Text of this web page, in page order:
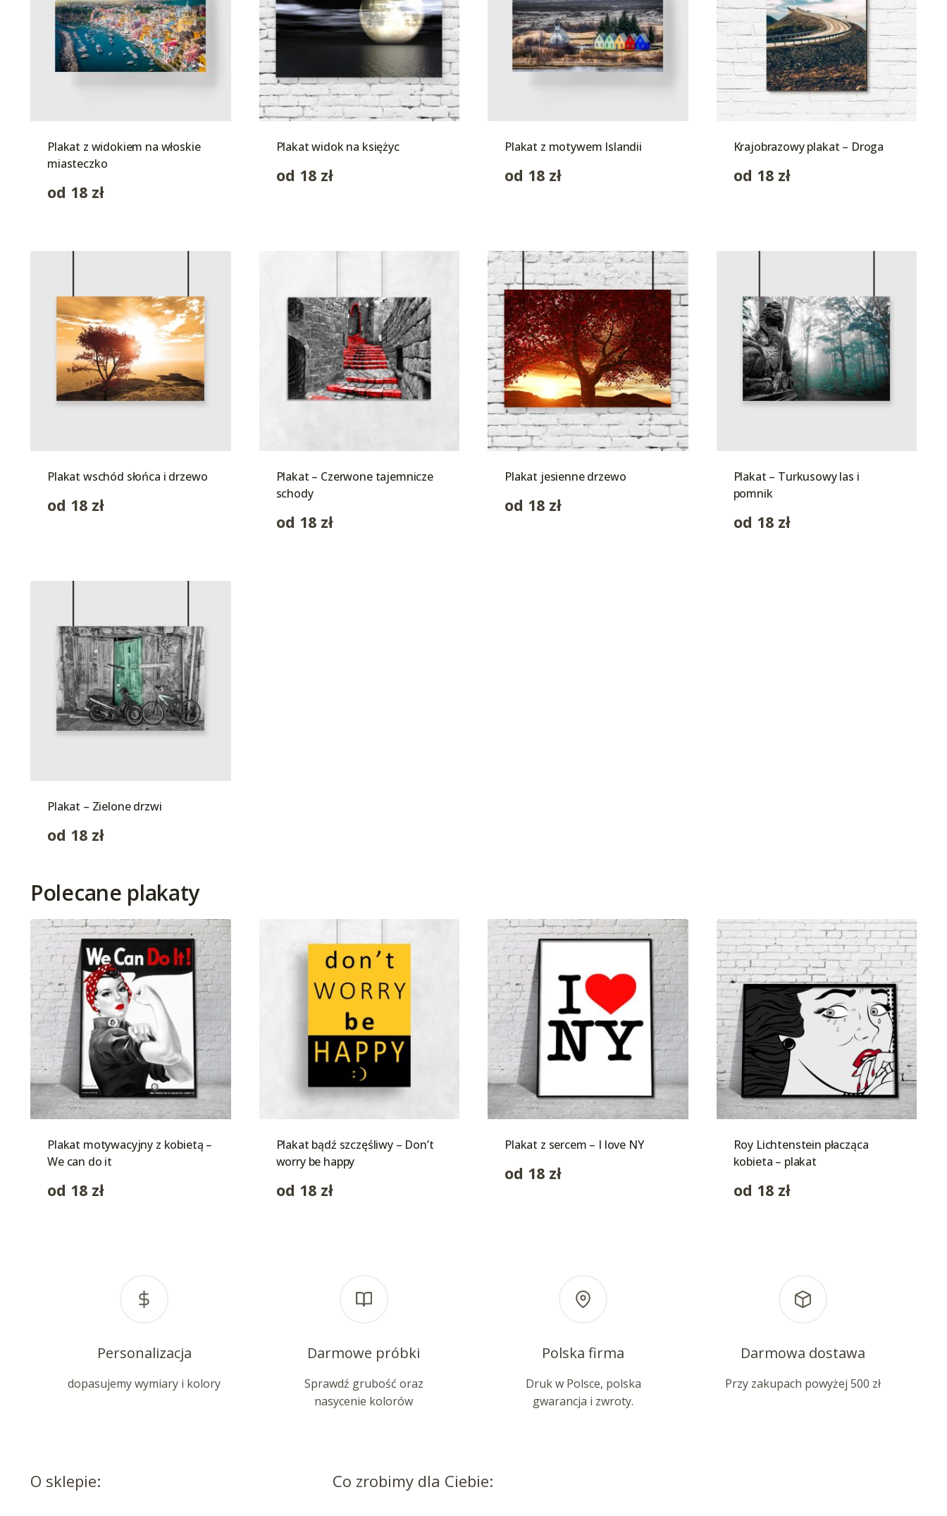
Plakat z widokiem na włoskie
miasteczko
od 18 zł
Plakat widok na księżyc
od 18 zł
Plakat z motywem Islandii
od 18 zł
Krajobrazowy plakat – Droga
od 18 zł
Plakat wschód słońca i drzewo
od 18 zł
Plakat – Czerwone tajemnicze
schody
od 18 zł
Plakat jesienne drzewo
od 18 zł
Plakat – Turkusowy las i
pomnik
od 18 zł
Plakat – Zielone drzwi
od 18 zł
Polecane plakaty
Plakat motywacyjny z kobietą –
We can do it
od 18 zł
Plakat bądź szczęśliwy – Don’t
worry be happy
od 18 zł
Plakat z sercem – I love NY
od 18 zł
Roy Lichtenstein płacząca
kobieta – plakat
od 18 zł
Personalizacja
dopasujemy wymiary i kolory
Darmowe próbki
Sprawdź grubość oraz
nasycenie kolorów
Polska firma
Druk w Polsce, polska
gwarancja i zwroty.
Darmowa dostawa
Przy zakupach powyżej 500 zł
O sklepie: Co zrobimy dla Ciebie: